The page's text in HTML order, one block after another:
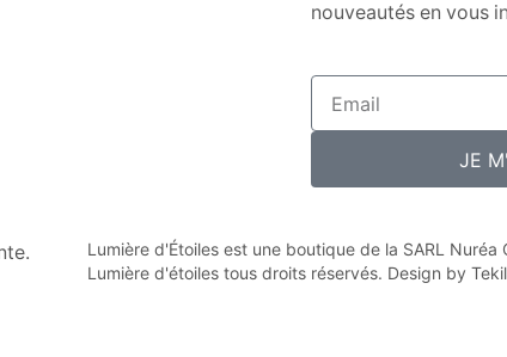
nouveautés en vous
JE
Lumière d'Étoiles est une boutique de la SARL
Lumière d'étoiles tous droits réservés. Design by